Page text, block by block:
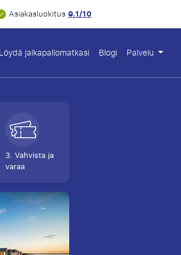
Asiakasluokitus9.1/10
Löydä jalkapallomatkasi Blogi Palvelu
3. Vahvista ja
varaa